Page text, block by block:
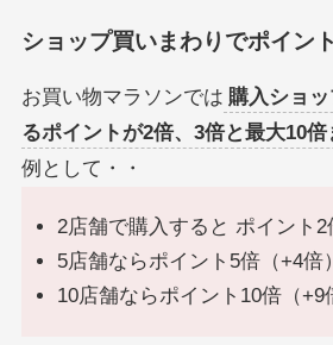
ショップ買いまわりでポイン
お買い物マラソンでは 購入ショ
るポイントが2倍、3倍と最大10
例として・・
2店舗で購入すると ポイント2
5店舗ならポイント5倍（+4倍）
10店舗ならポイント10倍（+9